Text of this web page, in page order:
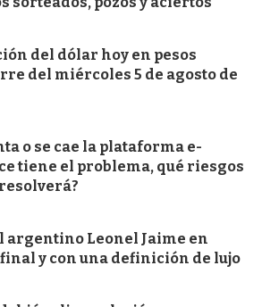
del dólar hoy en pesos
del miércoles 5 de agosto de
o se cae la plataforma e-
tiene el problema, qué riesgos
argentino Leonel Jaime en
y con una definición de lujo